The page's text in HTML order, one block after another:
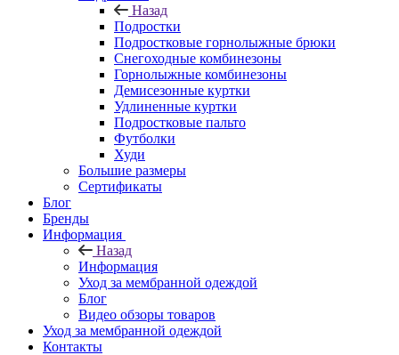
Назад
Подростки
Подростковые горнолыжные брюки
Снегоходные комбинезоны
Горнолыжные комбинезоны
Демисезонные куртки
Удлиненные куртки
Подростковые пальто
Футболки
Худи
Большие размеры
Сертификаты
Блог
Бренды
Информация
Назад
Информация
Уход за мембранной одеждой
Блог
Видео обзоры товаров
Уход за мембранной одеждой
Контакты